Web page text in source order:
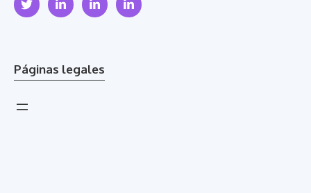
Páginas legales